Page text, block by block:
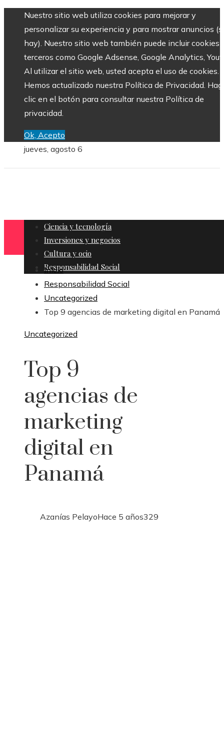
Nuestro sitio web utiliza cookies para mejorar y
personalizar su experiencia y para mostrar anuncios
hay). Nuestro sitio web también puede incluir cookies
terceros como Google Adsense, Google Analytics,
Al utilizar el sitio web, usted acepta el uso de cookies.
Hemos actualizado nuestra Política de Privacidad.
clic en el botón para consultar nuestra Política de
privacidad.
Ok, Acepto
jueves, agosto 6
Ciencia y tecnología
Inversiones y negocios
Cultura y ocio
Responsabilidad Social
Inicio
Responsabilidad Social
Uncategorized
Top 9 agencias de marketing digital en Panamá
Uncategorized
Top 9
agencias de
marketing
digital en
Panamá
Azanías PelayoHace 5 años329